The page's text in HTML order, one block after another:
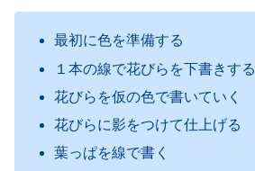
最初に色を準備する
１本の線で花びらを下書きする
花びらを仮の色で書いていく
花びらに影をつけて仕上げる
葉っぱを線で書く